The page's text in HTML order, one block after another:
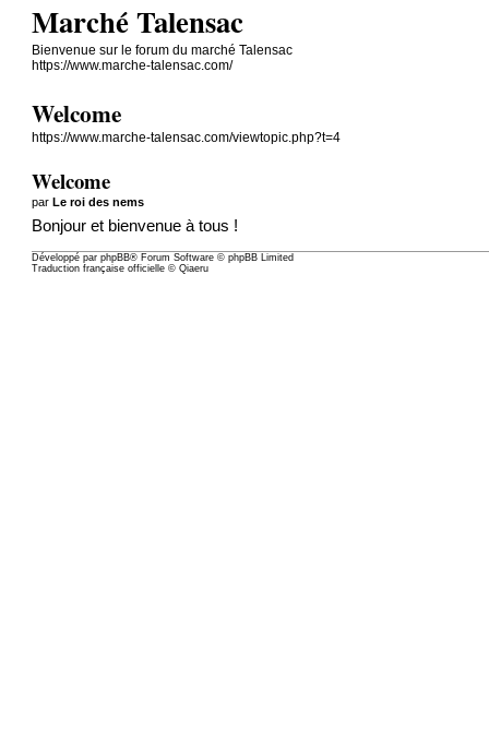
Marché Talensac
Bienvenue sur le forum du marché Talensac
https://www.marche-talensac.com/
Welcome
https://www.marche-talensac.com/viewtopic.php?t=4
Welcome
parLe roi des nems
Bonjour et bienvenue à tous !
Développé parphpBB® Forum Software © phpBB Limited
Traduction française officielle ©Qiaeru